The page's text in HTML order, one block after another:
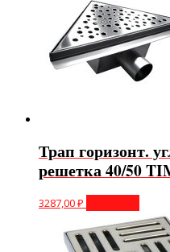
Трап горизонт.
решетка 40/50
3287,00₽